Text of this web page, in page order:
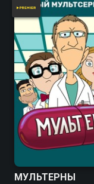
МУЛЬТЕРНЫ